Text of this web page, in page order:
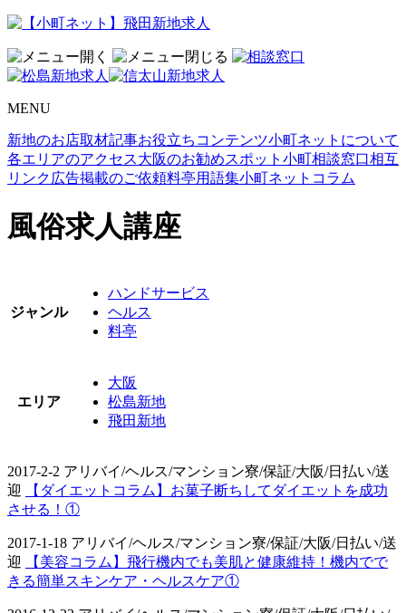
MENU
新地のお店取材記事お役立ちコンテンツ小町ネットについて
各エリアのアクセス大阪のお勧めスポット 小町相談窓口相互
リンク 広告掲載のご依頼料亭用語集小町ネットコラム
風俗求人講座
ジャンル
ハンドサービス
ヘルス
料亭
エリア
大阪
松島新地
飛田新地
2017-2-2 アリバイ/ヘルス/マンション寮/保証/大阪/日払い/送
迎
【ダイエットコラム】お菓子断ちしてダイエットを成功
させる！①
2017-1-18 アリバイ/ヘルス/マンション寮/保証/大阪/日払い/送
迎
【美容コラム】飛行機内でも美肌と健康維持！機内でで
きる簡単スキンケア・ヘルスケア①